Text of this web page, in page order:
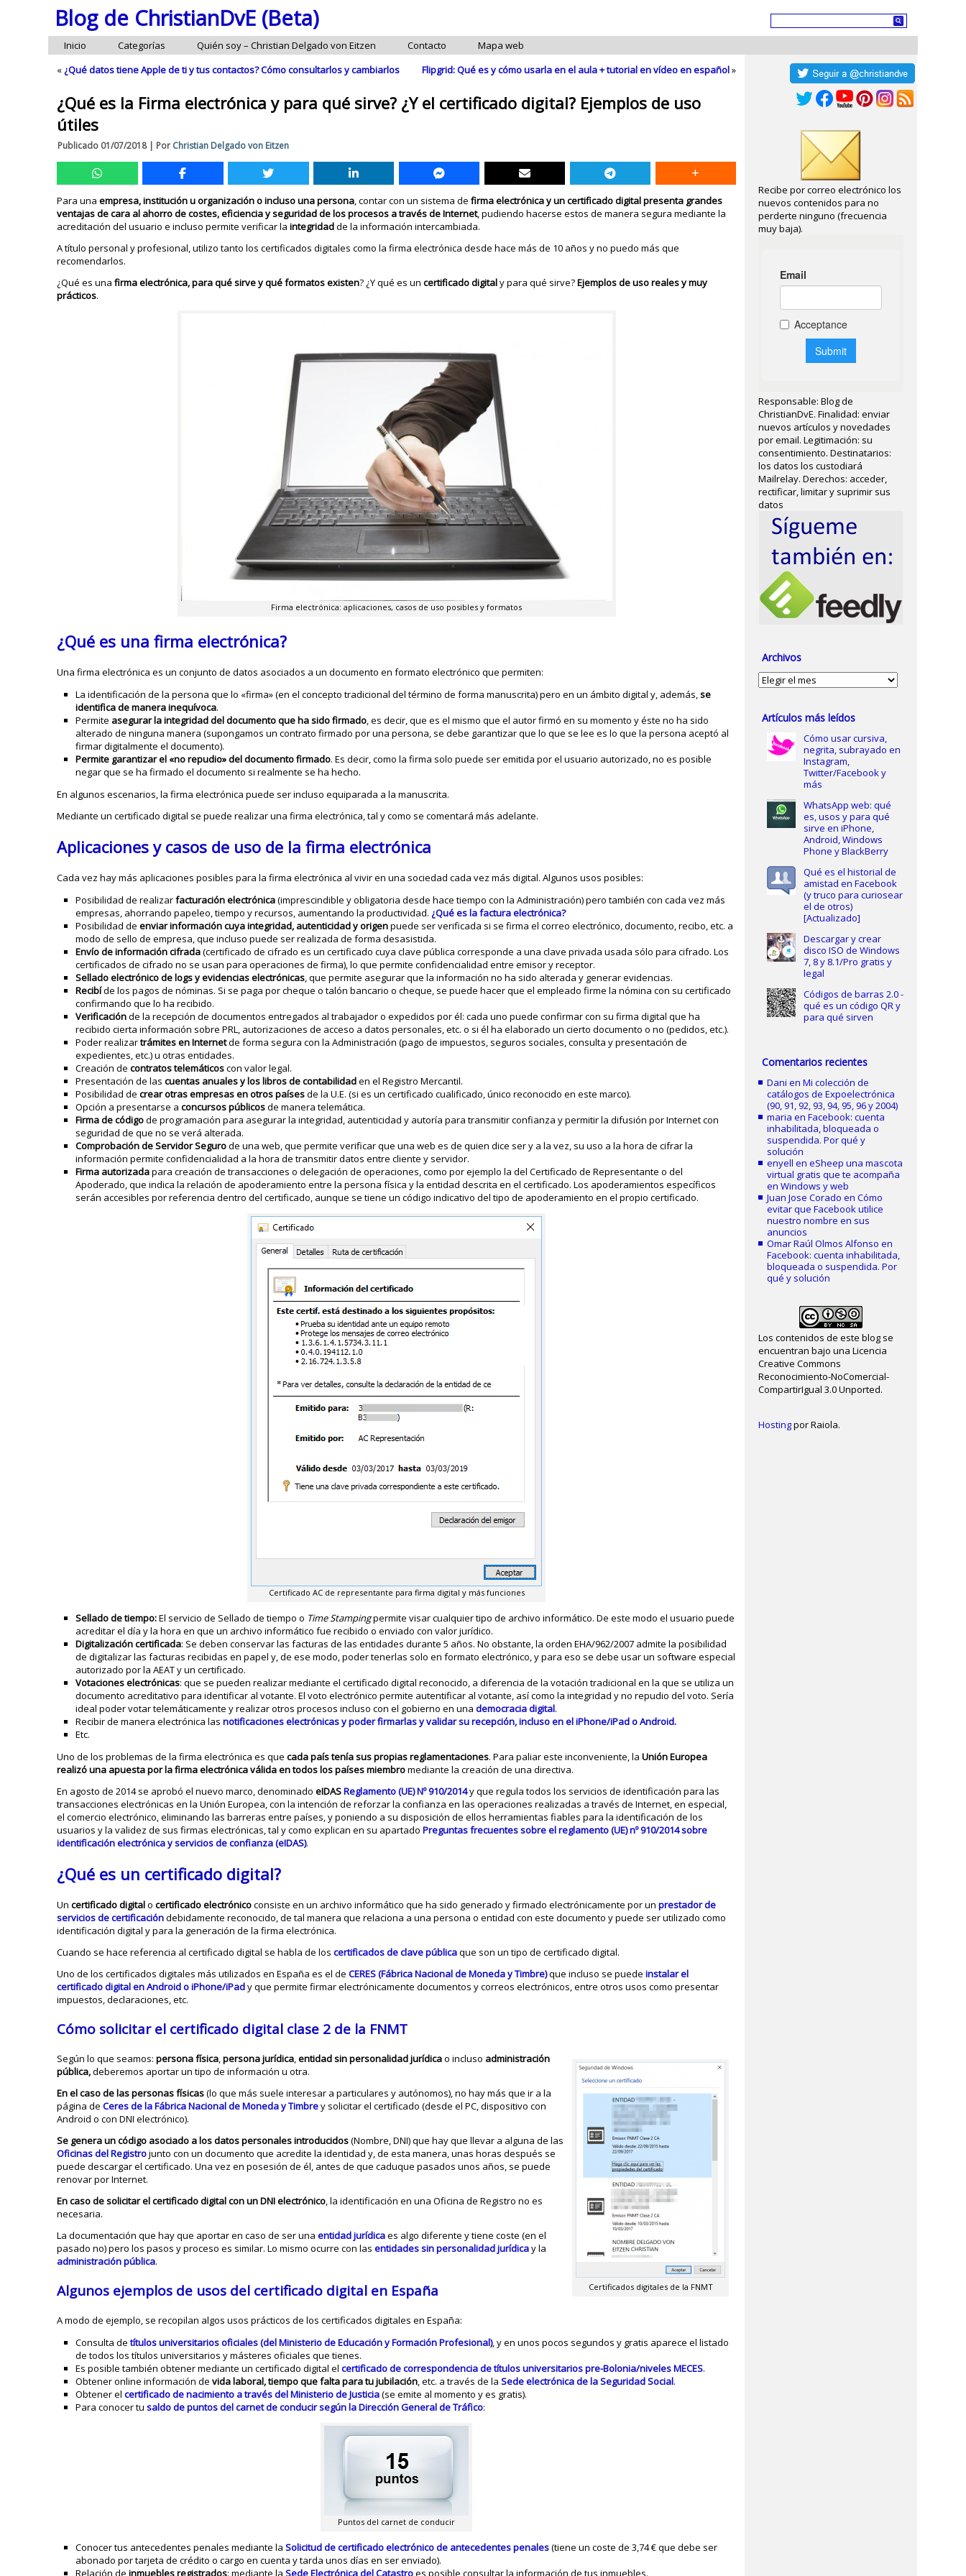
Blog de ChristianDvE (Beta)
Inicio Categorías Quién soy – Christian Delgado von Eitzen Contacto
Mapa web
« ¿Qué datos tiene Apple de ti y tus contactos? Cómo consultarlos y cambiarlos Flipgrid: Qué es y cómo usarla en el aula + tutorial en vídeo en español»
¿Qué es la Firma electrónica y para qué sirve? ¿Y el certificado digital? Ejemplos de uso
útiles
Publicado 01/07/2018| Por Christian Delgado von Eitzen
Para unaempresa, institución u organización o incluso una persona, contar con un sistema defirma electrónica y un certificado digital presenta grandes
ventajas de cara al ahorro de costes, eficiencia y seguridad de los procesos a través de Internet, pudiendo hacerse estos de manera segura mediante la
acreditación del usuario e incluso permite verificar laintegridadde la información intercambiada.
A título personal y profesional, utilizo tanto los certificados digitales como la firma electrónica desde hace más de 10 años y no puedo más que
recomendarlos.
¿Qué es unafirma electrónica, para qué sirve y qué formatos existen? ¿Y qué es uncertificado digitaly para qué sirve?Ejemplos de uso reales y muy
prácticos.
Firma electrónica: aplicaciones, casos de uso posibles y formatos
¿Qué es una firma electrónica?
Una firma electrónica es un conjunto de datos asociados a un documento en formato electrónico que permiten:
La identificación de la persona que lo «firma» (en el concepto tradicional del término de forma manuscrita) pero en un ámbito digital y, además,se
identifica de manera inequívoca.
Permite asegurar la integridad del documento que ha sido firmado, es decir, que es el mismo que el autor firmó en su momento y éste no ha sido
alterado de ninguna manera (supongamos un contrato firmado por una persona, se debe garantizar que lo que se lee es lo que la persona aceptó al
firmar digitalmente el documento).
Permite garantizar el «no repudio» del documento firmado. Es decir, como la firma solo puede ser emitida por el usuario autorizado, no es posible
negar que se ha firmado el documento si realmente se ha hecho.
En algunos escenarios, la firma electrónica puede ser incluso equiparada a la manuscrita.
Mediante un certificado digital se puede realizar una firma electrónica, tal y como se comentará más adelante.
Aplicaciones y casos de uso de la firma electrónica
Cada vez hay más aplicaciones posibles para la firma electrónica al vivir en una sociedad cada vez más digital. Algunos usos posibles:
Posibilidad de realizarfacturación electrónica(imprescindible y obligatoria desde hace tiempo con la Administración) pero también con cada vez más
empresas, ahorrando papeleo, tiempo y recursos, aumentando la productividad. ¿Qué es la factura electrónica?
Posibilidad deenviar información cuya integridad, autenticidad y origenpuede ser verificada si se firma el correo electrónico, documento, recibo, etc. a
modo de sello de empresa, que incluso puede ser realizada de forma desasistida.
Envío de información cifrada(certificado de cifrado es un certificado cuya clave pública corresponde a una clave privada usada sólo para cifrado. Los
certificados de cifrado no se usan para operaciones de firma), lo que permite confidencialidad entre emisor y receptor.
Sellado electrónico de logs y evidencias electrónicas, que permite asegurar que la información no ha sido alterada y generar evidencias.
Recibíde los pagos de nóminas. Si se paga por cheque o talón bancario o cheque, se puede hacer que el empleado firme la nómina con su certificado
confirmando que lo ha recibido.
Verificaciónde la recepción de documentos entregados al trabajador o expedidos por él: cada uno puede confirmar con su firma digital que ha
recibido cierta información sobre PRL, autorizaciones de acceso a datos personales, etc. o si él ha elaborado un cierto documento o no (pedidos, etc.).
Poder realizartrámites en Internetde forma segura con la Administración (pago de impuestos, seguros sociales, consulta y presentación de
expedientes, etc.) u otras entidades.
Creación decontratos telemáticoscon valor legal.
Presentación de lascuentas anuales y los libros de contabilidaden el Registro Mercantil.
Posibilidad decrear otras empresas en otros paísesde la U.E. (si es un certificado cualificado, único reconocido en este marco).
Opción a presentarse aconcursos públicosde manera telemática.
Firma de códigode programación para asegurar la integridad, autenticidad y autoría para transmitir confianza y permitir la difusión por Internet con
seguridad de que no se verá alterada.
Comprobación de Servidor Segurode una web, que permite verificar que una web es de quien dice ser y a la vez, su uso a la hora de cifrar la
información permite confidencialidad a la hora de transmitir datos entre cliente y servidor.
Firma autorizadapara creación de transacciones o delegación de operaciones, como por ejemplo la del Certificado de Representante o del
Apoderado, que indica la relación de apoderamiento entre la persona física y la entidad descrita en el certificado. Los apoderamientos específicos
serán accesibles por referencia dentro del certificado, aunque se tiene un código indicativo del tipo de apoderamiento en el propio certificado.
Certificado AC de representante para firma digital y más funciones
Sellado de tiempo:El servicio de Sellado de tiempo o Time Stampingpermite visar cualquier tipo de archivo informático. De este modo el usuario puede
acreditar el día y la hora en que un archivo informático fue recibido o enviado con valor jurídico.
Digitalización certificada: Se deben conservar las facturas de las entidades durante 5 años. No obstante, la orden EHA/962/2007 admite la posibilidad
de digitalizar las facturas recibidas en papel y, de ese modo, poder tenerlas solo en formato electrónico, y para eso se debe usar un software especial
autorizado por la AEAT y un certificado.
Votaciones electrónicas: que se pueden realizar mediante el certificado digital reconocido, a diferencia de la votación tradicional en la que se utiliza un
documento acreditativo para identificar al votante. El voto electrónico permite autentificar al votante, así como la integridad y no repudio del voto. Sería
ideal poder votar telemáticamente y realizar otros procesos incluso con el gobierno en unademocracia digital.
Recibir de manera electrónica lasnotificaciones electrónicas y poder firmarlas y validar su recepción, incluso en el iPhone/iPad o Android.
Etc.
Uno de los problemas de la firma electrónica es quecada país tenía sus propias reglamentaciones. Para paliar este inconveniente, laUnión Europea
realizó una apuesta por la firma electrónica válida en todos los países miembromediante la creación de una directiva.
En agosto de 2014 se aprobó el nuevo marco, denominadoeIDASReglamento (UE) Nº 910/2014y que regula todos los servicios de identificación para las
transacciones electrónicas en la Unión Europea, con la intención de reforzar la confianza en las operaciones realizadas a través de Internet, en especial,
el comercio electrónico, eliminando las barreras entre países, y poniendo a su disposición de ellos herramientas fiables para la identificación de los
usuarios y la validez de sus firmas electrónicas, tal y como explican en su apartadoPreguntas frecuentes sobre el reglamento (UE) nº 910/2014 sobre
identificación electrónica y servicios de confianza (eIDAS).
¿Qué es un certificado digital?
Uncertificado digitalocertificado electrónicoconsiste en un archivo informático que ha sido generado y firmado electrónicamente por unprestador de
servicios de certificacióndebidamente reconocido, de tal manera que relaciona a una persona o entidad con este documento y puede ser utilizado como
identificación digital y para la generación de la firma electrónica.​
Cuando se hace referencia al certificado digital se habla de loscertificados de clave públicaque son un tipo de certificado digital.
Uno de los certificados digitales más utilizados en España es el deCERES (Fábrica Nacional de Moneda y Timbre)que incluso se puedeinstalar el
certificado digital en Android o iPhone/iPady que permite firmar electrónicamente documentos y correos electrónicos, entre otros usos como presentar
impuestos, declaraciones, etc.
Cómo solicitar el certificado digital clase 2 de la FNMT
Certificados digitales de la FNMT
Según lo que seamos:persona física,persona jurídica,entidad sin personalidad jurídicao incluso administración
pública,deberemos aportar un tipo de información u otra.
En el caso de las personas físicas(lo que más suele interesar a particulares y autónomos), no hay más que ir a la
página deCeres de la Fábrica Nacional de Moneda y Timbrey solicitar el certificado (desde el PC, dispositivo con
Android o con DNI electrónico).
Se genera un código asociado a los datos personales introducidos(Nombre, DNI) que hay que llevar a alguna de las
Oficinas del Registrojunto con un documento que acredite la identidad y, de esta manera, unas horas después se
puede descargar el certificado. Una vez en posesión de él, antes de que caduque pasados unos años, se puede
renovar por Internet.
En caso de solicitar el certificado digital con un DNI electrónico, la identificación en una Oficina de Registro no es
necesaria.
La documentación que hay que aportar en caso de ser unaentidad jurídicaes algo diferente y tiene coste (en el
pasado no) pero los pasos y proceso es similar. Lo mismo ocurre con lasentidades sin personalidad jurídicay la
administración pública.
Algunos ejemplos de usos del certificado digital en España
A modo de ejemplo, se recopilan algos usos prácticos de los certificados digitales en España:
Consulta detítulos universitarios oficiales (del Ministerio de Educación y Formación Profesional), y en unos pocos segundos y gratis aparece el listado
de todos los títulos universitarios y másteres oficiales que tienes.
Es posible también obtener mediante un certificado digital elcertificado de correspondencia de títulos universitariospre-Bolonia/niveles MECES.
Obtener online información devida laboral, tiempo que falta para tu jubilación, etc. a través de laSede electrónica de la Seguridad Social.
Obtener elcertificado de nacimiento a través del Ministerio de Justicia(se emite al momento y es gratis).
Para conocer tusaldo de puntos del carnet de conducir según la Dirección General de Tráfico:
Puntos del carnet de conducir
Conocer tus antecedentes penales mediante laSolicitud de certificado electrónico de antecedentes penales(tiene un coste de 3,74 € que debe ser
abonado por tarjeta de crédito o cargo en cuenta y tarda unos días en ser enviado).
Relación deinmuebles registrados: mediante laSede Electrónica del Catastroes posible consultar la información de tus inmuebles.
Recibe por correo electrónico los
nuevos contenidos para no
perderte ninguno (frecuencia
muy baja).
Responsable: Blog de
ChristianDvE. Finalidad: enviar
nuevos artículos y novedades
por email. Legitimación: su
consentimiento. Destinatarios:
los datos los custodiará
Mailrelay. Derechos: acceder,
rectificar, limitar y suprimir sus
datos
Archivos
Archivos
Artículos más leídos
Cómo usar cursiva,
negrita, subrayado en
Instagram,
Twitter/Facebook y
más
WhatsApp web: qué
es, usos y para qué
sirve en iPhone,
Android, Windows
Phone y BlackBerry
Qué es el historial de
amistad en Facebook
(y truco para curiosear
el de otros)
[Actualizado]
Descargar y crear
disco ISO de Windows
7, 8 y 8.1/Pro gratis y
legal
Códigos de barras 2.0 -
qué es un código QR y
para qué sirven
Comentarios recientes
Dani enMi colección de
catálogos de Expoelectrónica
(90, 91, 92, 93, 94, 95, 96 y 2004)
maria enFacebook: cuenta
inhabilitada, bloqueada o
suspendida. Por qué y
solución
enyell eneSheep una mascota
virtual gratis que te acompaña
en Windows y web
Juan Jose Corado enCómo
evitar que Facebook utilice
nuestro nombre en sus
anuncios
Omar Raúl Olmos Alfonso en
Facebook: cuenta inhabilitada,
bloqueada o suspendida. Por
qué y solución
Los contenidos de este blog se
encuentran bajo una Licencia
Creative Commons
Reconocimiento-NoComercial-
CompartirIgual 3.0 Unported.
Hostingpor Raiola.